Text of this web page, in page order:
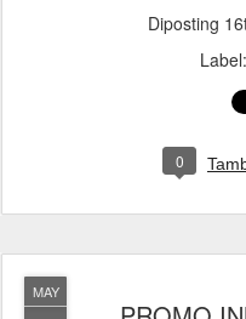
Diposting
Label:
0
MAY